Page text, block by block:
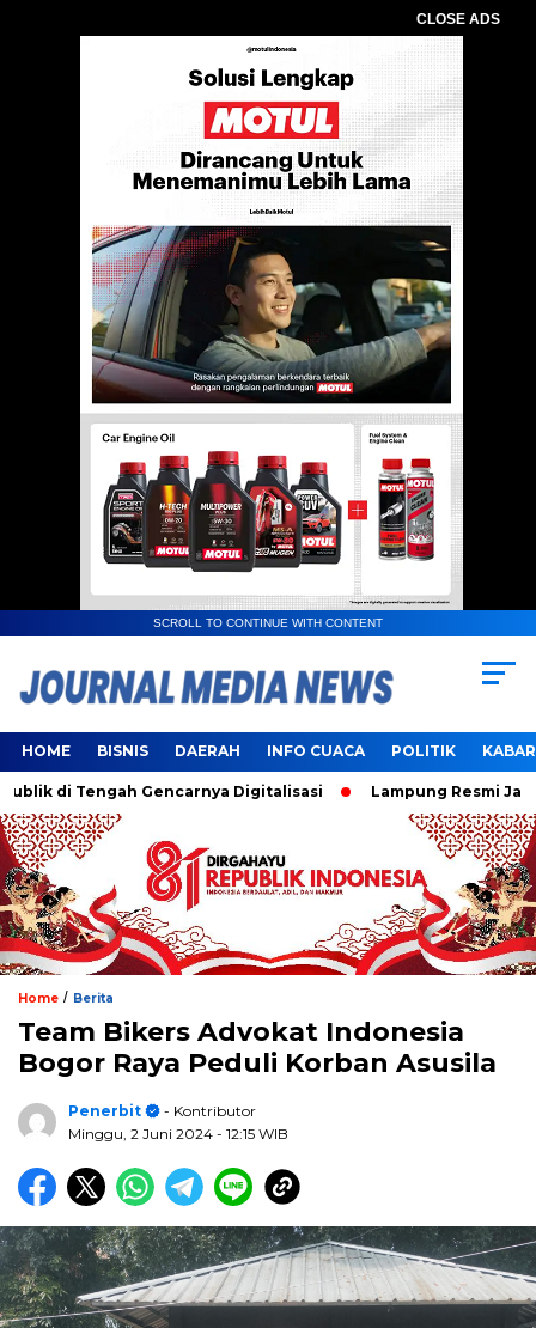
CLOSE ADS
SCROLL TO CONTINUE WITH CONTENT
HOME BISNIS DAERAH INFO CUACA POLITIK
di Tengah Gencarnya Digitalisasi Lampung Resmi Jadi
Home / Berita
Team Bikers Advokat Indonesia
Bogor Raya Peduli Korban Asusila
Penerbit
- Kontributor
Minggu, 2 Juni 2024 - 12:15 WIB